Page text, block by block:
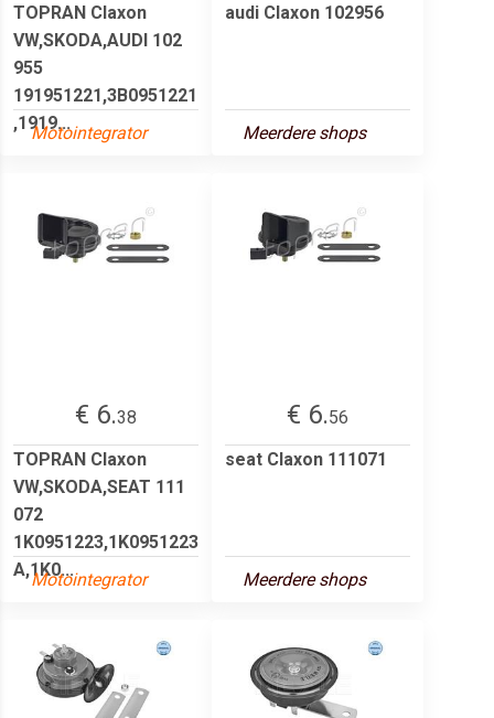
TOPRAN Claxon
VW,SKODA,AUDI 102
955
191951221,3B0951221
,1919...
Motointegrator
audi Claxon 102956
Meerdere shops
€ 6.38
TOPRAN Claxon
VW,SKODA,SEAT 111
072
1K0951223,1K0951223
A,1K0...
Motointegrator
€ 6.56
seat Claxon 111071
Meerdere shops